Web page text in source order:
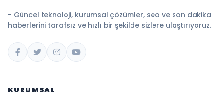
- Güncel teknoloji, kurumsal çözümler, seo ve son dakika
haberlerini tarafsız ve hızlı bir şekilde sizlere ulaştırıyoruz.
KURUMSAL